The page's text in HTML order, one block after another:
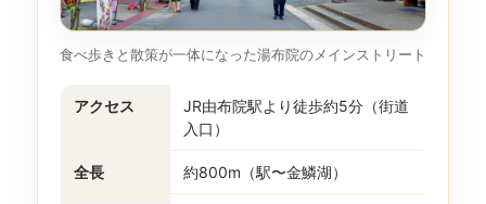
食べ歩きと散策が一体になった湯布院のメインストリート
アクセス
JR由布院駅より徒歩約5分（街道
入口）
全長 約800m（駅〜金鱗湖）